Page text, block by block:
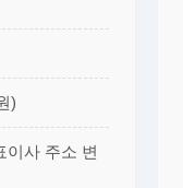
)
이사 주소 변